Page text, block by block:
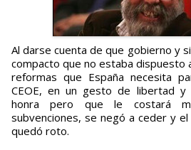
Al darse cuenta de que gobierno y sindicatos eran un bloque
compacto que no estaba dispuesto
reformas que España necesita
CEOE, en un gesto de libertad y
honra pero que le costará
subvenciones, se negó a ceder y
quedó roto.